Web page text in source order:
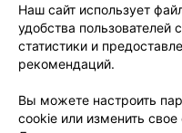
Написать
Обработка
Наш сайт использует
удобства пользователей
статистики и
рекомендаций.
Вы можете настроить
cookie или изменить